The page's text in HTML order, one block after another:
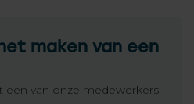
maken van een
van onze medewerkers